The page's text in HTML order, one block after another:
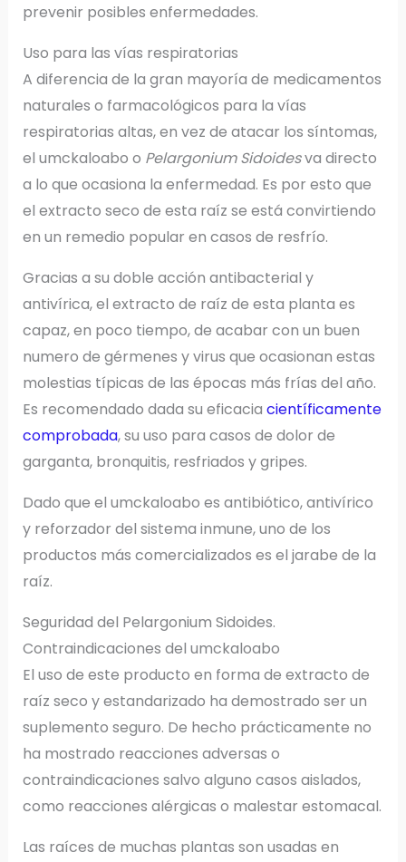
prevenir posibles enfermedades.
Uso para las vías respiratorias
A diferencia de la gran mayoría de medicamentos
naturales o farmacológicos para la vías
respiratorias altas, en vez de atacar los síntomas,
el umckaloabo o Pelargonium Sidoidesva directo
a lo que ocasiona la enfermedad. Es por esto que
el extracto seco de esta raíz se está convirtiendo
en un remedio popular en casos de resfrío.
Gracias a su doble acción antibacterial y
antivírica, el extracto de raíz de esta planta es
capaz, en poco tiempo, de acabar con un buen
numero de gérmenes y virus que ocasionan estas
molestias típicas de las épocas más frías del año.
Es recomendado dada su eficacia científicamente
comprobada, su uso para casos de dolor de
garganta, bronquitis, resfriados y gripes.
Dado que el umckaloabo es antibiótico, antivírico
y reforzador del sistema inmune, uno de los
productos más comercializados es el jarabe de la
raíz.
Seguridad del Pelargonium Sidoides.
Contraindicaciones del umckaloabo
El uso de este producto en forma de extracto de
raíz seco y estandarizado ha demostrado ser un
suplemento seguro. De hecho prácticamente no
ha mostrado reacciones adversas o
contraindicaciones salvo alguno casos aislados,
como reacciones alérgicas o malestar estomacal.
Las raíces de muchas plantas son usadas en